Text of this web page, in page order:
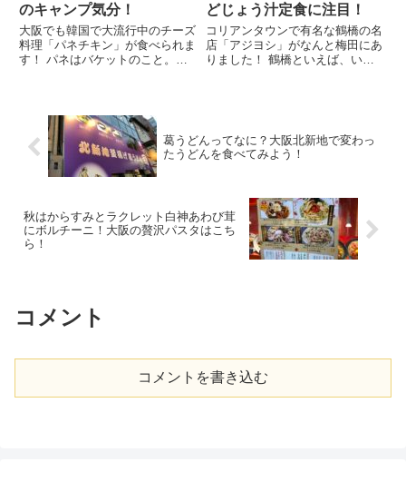
のキャンプ気分！
大阪でも韓国で大流行中のチーズ
料理「パネチキン」が食べられま
す！ パネはバケットのこと。そ
通り商店街の「ミートキャン
プ」。ここでは、都会に居ながら
にし...
どじょう汁定食に注目！
コリアンタウンで有名な鶴橋の名
店「アジヨシ」がなんと梅田にあ
りました！ 鶴橋といえば、いわ
の多い通りに店を構えた名店
で、...
葛うどんってなに？大阪北新地で変わっ
たうどんを食べてみよう！
秋はからすみとラクレット白神あわび茸
にボルチーニ！大阪の贅沢パスタはこち
ら！
コメント
コメントを書き込む